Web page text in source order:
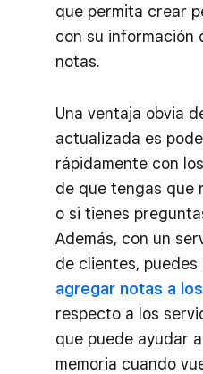
que permita crear
con su información
notas.
Una ventaja obvia
actualizada es
rápidamente con
de que tengas que
o si tienes
Además, con un
de clientes,
agregar notas a
respecto a los
que puede ayudar
memoria cuando